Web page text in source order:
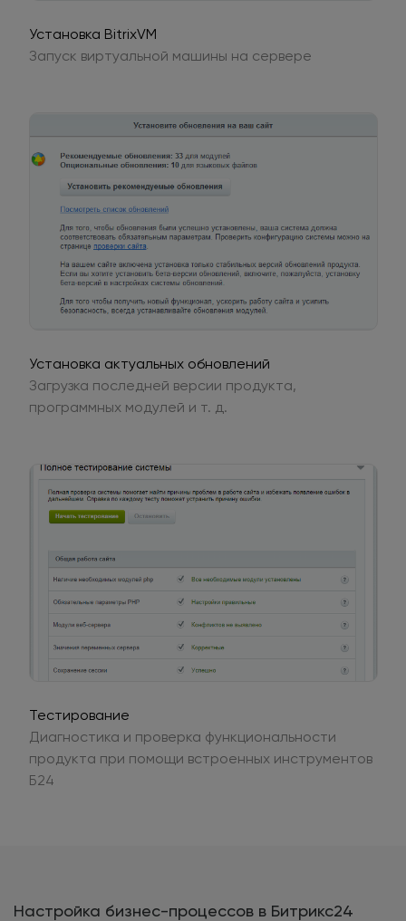
Установка BitrixVM
Запуск виртуальной машины на сервере
Установка актуальных обновлений
Загрузка последней версии продукта,
программных модулей и т. д.
Тестирование
Диагностика и проверка функциональности
продукта при помощи встроенных инструментов
Б24
Настройка бизнес-процессов в Битрикс24